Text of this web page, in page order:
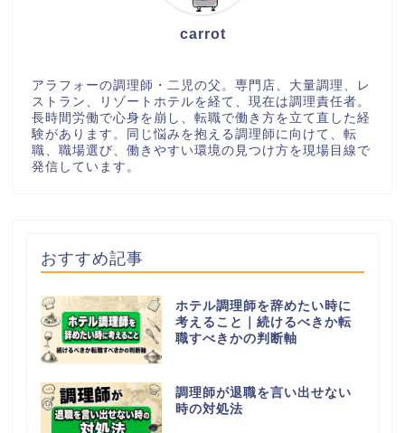
carrot
アラフォーの調理師・二児の父。専門店、大量調理、レ
ストラン、リゾートホテルを経て、現在は調理責任者。
長時間労働で心身を崩し、転職で働き方を立て直した経
験があります。同じ悩みを抱える調理師に向けて、転
職、職場選び、働きやすい環境の見つけ方を現場目線で
発信しています。
おすすめ記事
ホテル調理師を辞めたい時に
考えること｜続けるべきか転
職すべきかの判断軸
調理師が退職を言い出せない
時の対処法